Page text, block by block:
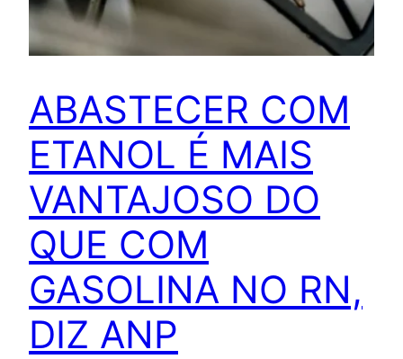
ABASTECER COM
ETANOL É MAIS
VANTAJOSO DO
QUE COM
GASOLINA NO RN,
DIZ ANP